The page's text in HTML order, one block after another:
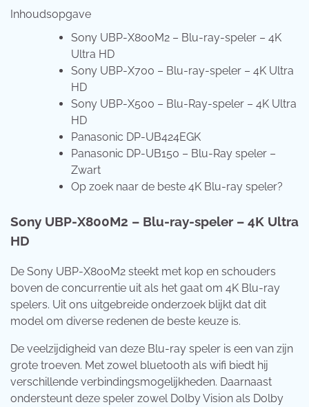
Inhoudsopgave
Sony UBP-X800M2 – Blu-ray-speler – 4K
Ultra HD
Sony UBP-X700 – Blu-ray-speler – 4K Ultra
HD
Sony UBP-X500 – Blu-Ray-speler – 4K Ultra
HD
Panasonic DP-UB424EGK
Panasonic DP-UB150 – Blu-Ray speler –
Zwart
Op zoek naar de beste 4K Blu-ray speler?
Sony UBP-X800M2 – Blu-ray-speler – 4K Ultra
HD
De Sony UBP-X800M2 steekt met kop en schouders
boven de concurrentie uit als het gaat om 4K Blu-ray
spelers. Uit ons uitgebreide onderzoek blijkt dat dit
model om diverse redenen de beste keuze is.
De veelzijdigheid van deze Blu-ray speler is een van zijn
grote troeven. Met zowel bluetooth als wifi biedt hij
verschillende verbindingsmogelijkheden. Daarnaast
ondersteunt deze speler zowel Dolby Vision als Dolby